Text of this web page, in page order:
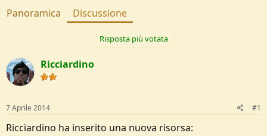
e
e
D
i
c
u
s
a
n
Panoramica Discussione
Risposta più votata
Ricciardino
7 Aprile 2014 #1
Ricciardino ha inserito una nuova risorsa: